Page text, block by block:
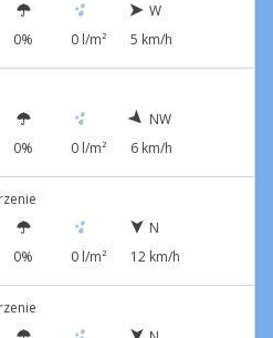
0% 0 l/m²
W
5 km/h
0% 0 l/m²
NW
6 km/h
0% 0 l/m²
N
12 km/h